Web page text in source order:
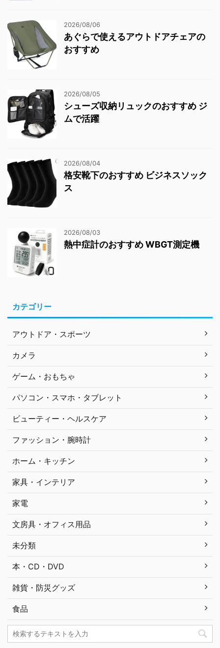
2026/08/06
あぐらで使えるアウトドアチェアの
おすすめ
2026/08/05
シューズ収納リュックのおすすめ ジ
ムで活躍
2026/08/04
格安靴下のおすすめ ビジネスソック
ス
2026/08/03
熱中症計のおすすめ WBGT測定機
カテゴリー
アウトドア・スポーツ
カメラ
ゲーム・おもちゃ
パソコン・スマホ・タブレット
ビューティー・ヘルスケア
ファッション・腕時計
ホーム・キッチン
家具・インテリア
家電
文房具・オフィス用品
未分類
本・CD・DVD
雑貨・防災グッズ
食品